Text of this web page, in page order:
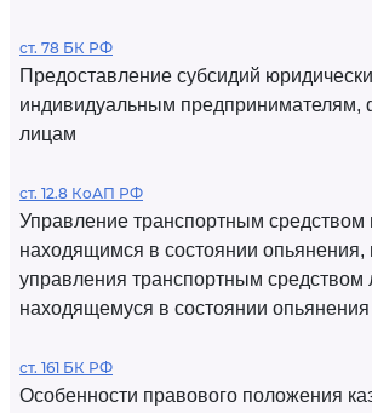
ст. 78 БК РФ
Предоставление субсидий
индивидуальным предпринимателям,
лицам
ст. 12.8 КоАП РФ
Управление транспортным средством
находящимся в состоянии опьянения,
управления транспортным средством
находящемуся в состоянии опьянения
ст. 161 БК РФ
Особенности правового положения